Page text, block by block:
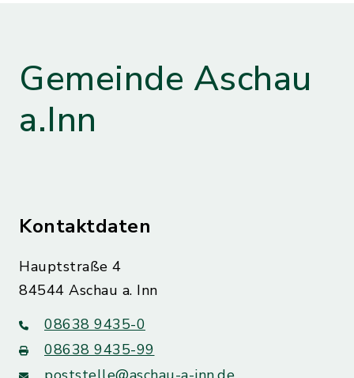
Gemeinde Aschau
a.Inn
Kontaktdaten
Hauptstraße 4
84544 Aschau a. Inn
08638 9435-0
08638 9435-99